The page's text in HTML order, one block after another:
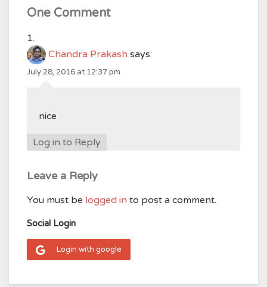
One Comment
Chandra Prakash says:
July 28, 2016 at 12:37 pm
nice
Log in to Reply
Leave a Reply
You must be logged in to post a comment.
Social Login
Login with google